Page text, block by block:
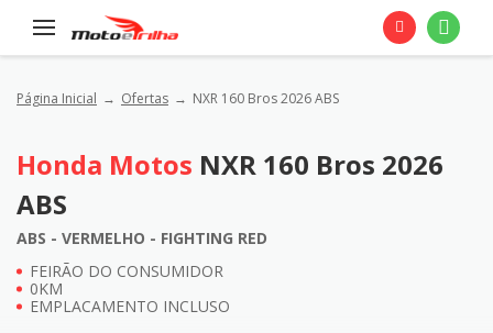
Página Inicial Ofertas NXR 160 Bros 2026 ABS
Honda Motos NXR 160 Bros 2026
ABS
ABS - VERMELHO - FIGHTING RED
FEIRÃO DO CONSUMIDOR
0KM
EMPLACAMENTO INCLUSO